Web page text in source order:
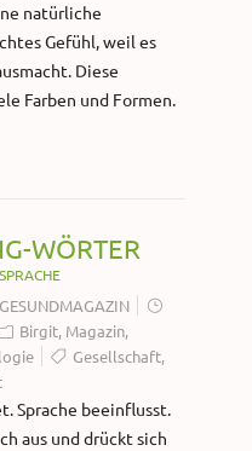
natürliche
Gefühl, weil es
Diese
Farben und Formen.
WÖRTER
Birgit, Magazin,
Gesellschaft,
Sprache beeinflusst.
aus und drückt sich